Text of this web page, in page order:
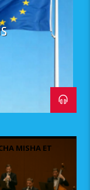
MISHA ET